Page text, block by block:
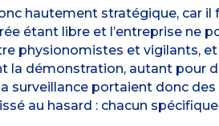
hautement stratégique, car
étant libre et l’entreprise
physionomistes et vigilants,
la démonstration, autant pour
surveillance portaient donc
au hasard : chacun